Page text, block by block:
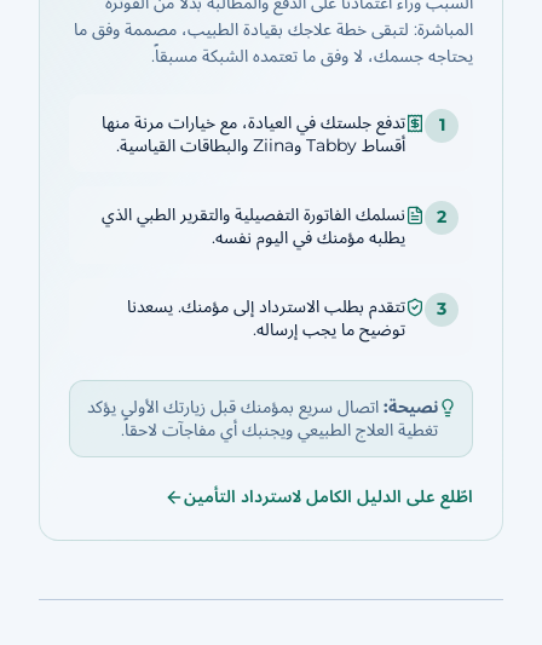
المباشرة: لتبقى خطة علاجك بقيادة الطبيب، مصممة وفق ما
يحتاجه جسمك، لا وفق ما تعتمده الشبكة مسبقاً.
1
تدفع جلستك في العيادة، مع خيارات مرنة منها
أقساط Tabby وZiina والبطاقات القياسية.
2 نسلمك الفاتورة التفصيلية والتقرير الطبي الذي
يطلبه مؤمنك في اليوم نفسه.
3 تتقدم بطلب الاسترداد إلى مؤمنك. يسعدنا
توضيح ما يجب إرساله.
نصيحة:اتصال سريع بمؤمنك قبل زيارتك الأولى يؤكد
تغطية العلاج الطبيعي ويجنبك أي مفاجآت لاحقاً.
اطّلع على الدليل الكامل لاسترداد التأمين